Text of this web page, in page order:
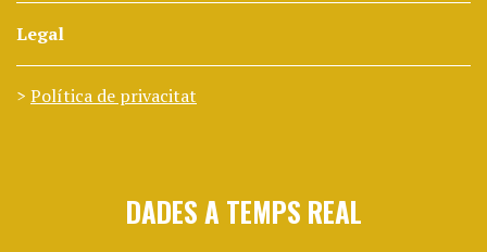
Legal
Política de privacitat
DADES A TEMPS REAL